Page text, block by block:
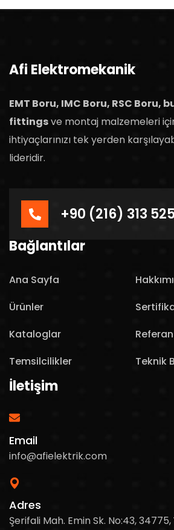
Afi Elektromekanik
EMT Boru, IMC Boru, RSC Boru,
fittingsve montaj malzemeleri
ihtiyaçlarınızı tek yerden
lideridir.
+90 (216) 313
Bağlantılar
Ana Sayfa
Ürünler
Kataloglar
Temsilcilikler
Teknik
İletişim
Email
info@afielektrik.com
Adres
Şerifali Mah. Emin Sk. No:43,